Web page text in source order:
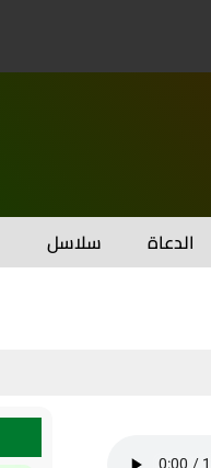
الدعاة سلاسل